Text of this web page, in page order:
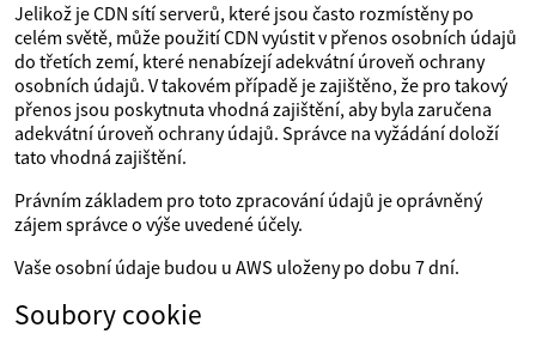
Jelikož je CDN sítí serverů, které jsou často rozmístěny po
celém světě, může použití CDN vyústit v přenos osobních údajů
do třetích zemí, které nenabízejí adekvátní úroveň ochrany
osobních údajů. V takovém případě je zajištěno, že pro takový
přenos jsou poskytnuta vhodná zajištění, aby byla zaručena
adekvátní úroveň ochrany údajů. Správce na vyžádání doloží
tato vhodná zajištění.
Právním základem pro toto zpracování údajů je oprávněný
zájem správce o výše uvedené účely.
Vaše osobní údaje budou u AWS uloženy po dobu 7 dní.
Soubory cookie